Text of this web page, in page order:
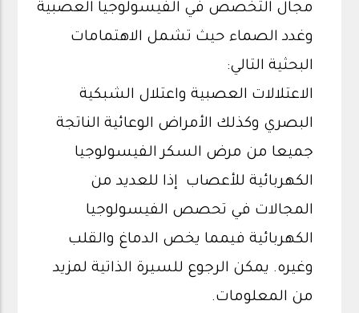
مجال التخصص في الفيسولوجيا العصبية
وغدد الصماء حيث تشمل الاهتمامات
البحثية التالي:
الاعتلالات العصبية واعتلال الشبكية
البصري وكذلك الأمراض الوعائية الناتجة
جميعا من مرض السكر الفيسولوجيا
الكهربائية للأعصاب إذا للعديد من
المجالات في تحصص الفيسولوجيا
الكهربائية فيمما يخص الدماغ والقلب
وغيره. يمكن الرجوع للسيرة الذاتية لمزيد
من المعلومات.